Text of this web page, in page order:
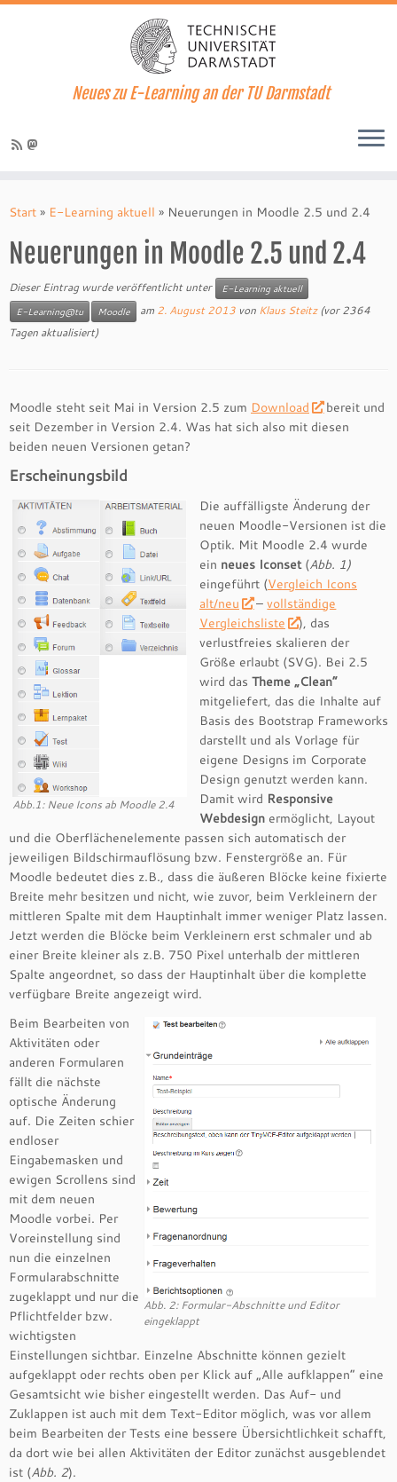
Inhalt
Neues zu E-Learning an der TU Darmstadt
Start » E-Learning aktuell » Neuerungen in Moodle 2.5 und 2.4
Neuerungen in Moodle 2.5 und 2.4
Dieser Eintrag wurde veröffentlicht unter
E-Learning aktuell
E-Learning@tu
Moodle am 2. August 2013 von Klaus Steitz(vor 2364
Tagen aktualisiert)
Moodle steht seit Mai in Version 2.5 zum Download
bereit und
seit Dezember in Version 2.4. Was hat sich also mit diesen
beiden neuen Versionen getan?
Erscheinungsbild
Abb.1: Neue Icons ab Moodle 2.4
Die auffälligste Änderung der
neuen Moodle-Versionen ist die
Optik. Mit Moodle 2.4 wurde
ein neues Iconset(Abb. 1)
eingeführt (Vergleich Icons
alt/neu
–vollständige
Vergleichsliste
), das
verlustfreies skalieren der
Größe erlaubt (SVG). Bei 2.5
wird das Theme „Clean“
mitgeliefert, das die Inhalte auf
Basis des Bootstrap Frameworks
darstellt und als Vorlage für
eigene Designs im Corporate
Design genutzt werden kann.
Damit wird Responsive
Webdesign ermöglicht, Layout
und die Oberflächenelemente passen sich automatisch der
jeweiligen Bildschirmauflösung bzw. Fenstergröße an. Für
Moodle bedeutet dies z.B., dass die äußeren Blöcke keine fixierte
Breite mehr besitzen und nicht, wie zuvor, beim Verkleinern der
mittleren Spalte mit dem Hauptinhalt immer weniger Platz lassen.
Jetzt werden die Blöcke beim Verkleinern erst schmaler und ab
einer Breite kleiner als z.B. 750 Pixel unterhalb der mittleren
Spalte angeordnet, so dass der Hauptinhalt über die komplette
verfügbare Breite angezeigt wird.
Abb. 2: Formular-Abschnitte und Editor
eingeklappt
Beim Bearbeiten von
Aktivitäten oder
anderen Formularen
fällt die nächste
optische Änderung
auf. Die Zeiten schier
endloser
Eingabemasken und
ewigen Scrollens sind
mit dem neuen
Moodle vorbei. Per
Voreinstellung sind
nun die einzelnen
Formularabschnitte
zugeklappt und nur die
Pflichtfelder bzw.
wichtigsten
Einstellungen sichtbar. Einzelne Abschnitte können gezielt
aufgeklappt oder rechts oben per Klick auf „Alle aufklappen“ eine
Gesamtsicht wie bisher eingestellt werden. Das Auf- und
Zuklappen ist auch mit dem Text-Editor möglich, was vor allem
beim Bearbeiten der Tests eine bessere Übersichtlichkeit schafft,
da dort wie bei allen Aktivitäten der Editor zunächst ausgeblendet
ist (Abb. 2).